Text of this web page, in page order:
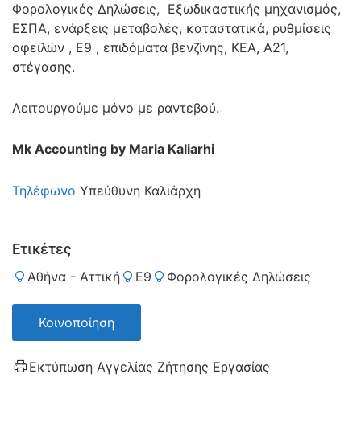
Φορολογικές Δηλώσεις, Εξωδικαστικής μηχανισμός,
ΕΣΠΑ, ενάρξεις μεταβολές, καταστατικά, ρυθμίσεις
οφειλών , Ε9 , επιδόματα βενζίνης, ΚΕΑ, Α21,
στέγασης.
Λειτουργούμε μόνο με ραντεβού.
Mk Accounting by Maria Kaliarhi
Τηλέφωνο Υπεύθυνη Καλιάρχη
Ετικέτες
Αθήνα - Αττική Ε9 Φορολογικές Δηλώσεις
Κοινοποίηση
Εκτύπωση Αγγελίας Ζήτησης Εργασίας